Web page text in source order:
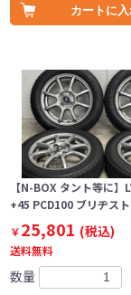
カートに
【N-BOX タント等に
+45 PCD100 ブリヂス
￥25,801 (税込)
送料無料
数量